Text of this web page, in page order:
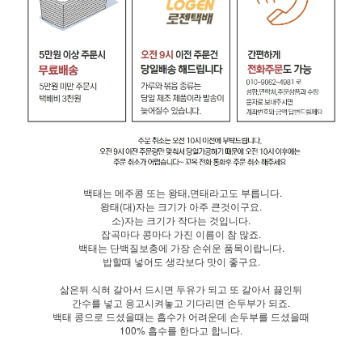
백태는 메주콩 또는 왕태,면태라고도 부릅니다.
왕태(대)자는 크기가 아주 큰것이구요.
소)자는 크기가 작다는 것입니다.
잡곡마다 콩마다 가진 이름이 참 많죠.
백태는 단백질보충에 가장 손쉬운 품목이랍니다.
밥할때 넣어도 생각보다 맛이 좋구요.
삶은뒤 식혀 갈아서 드시면 두유가 되고 또 갈아서 끓인뒤
간수를 넣고 응고시켜놓고 기다리면 손두부가 되죠.
백태 콩으로 드셨을때는 흡수가 어려운데 손두부를 드셨을때
100% 흡수를 한다고 합니다.